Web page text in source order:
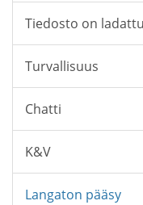
Tiedosto on ladattu
Turvallisuus
Chatti
K&V
Langaton pääsy